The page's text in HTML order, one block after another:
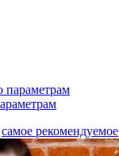
самое рекомендуемое